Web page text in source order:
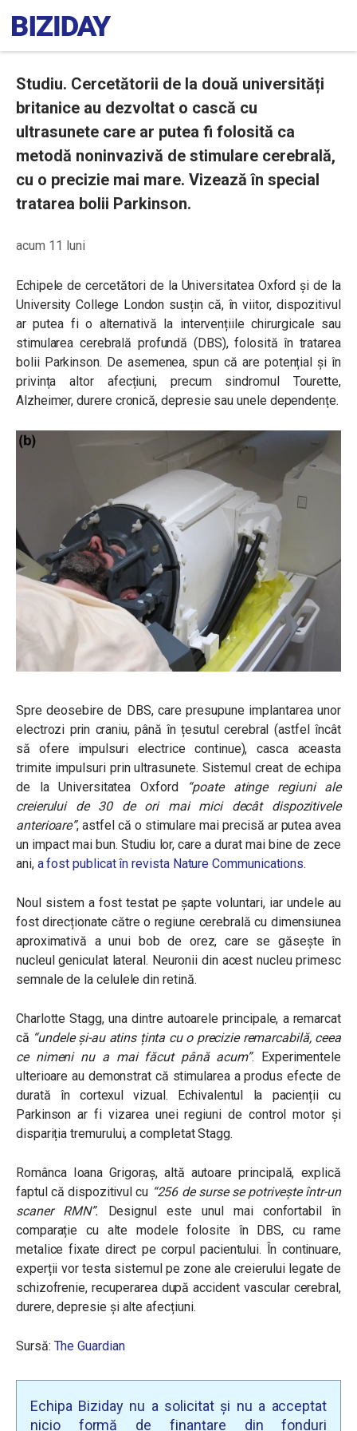
Studiu. Cercetătorii de la două universități
britanice au dezvoltat o cască cu
ultrasunete care ar putea fi folosită ca
metodă noninvazivă de stimulare cerebrală,
cu o precizie mai mare. Vizează în special
tratarea bolii Parkinson.
acum 11 luni
Echipele de cercetători de la Universitatea Oxford și de la
University College London susțin că, în viitor, dispozitivul
ar putea fi o alternativă la intervențiile chirurgicale sau
stimularea cerebrală profundă (DBS), folosită în tratarea
bolii Parkinson. De asemenea, spun că are potențial și în
privința altor afecțiuni, precum sindromul Tourette,
Alzheimer, durere cronică, depresie sau unele dependențe.
Spre deosebire de DBS, care presupune implantarea unor
electrozi prin craniu, până în țesutul cerebral (astfel încât
să ofere impulsuri electrice continue), casca aceasta
trimite impulsuri prin ultrasunete. Sistemul creat de echipa
de la Universitatea Oxford“poate atinge regiuni ale
creierului de 30 de ori mai mici decât dispozitivele
anterioare”, astfel că o stimulare mai precisă ar putea avea
un impact mai bun. Studiu lor, care a durat mai bine de zece
ani, a fost publicat în revista Nature Communications.
Noul sistem a fost testat pe șapte voluntari, iar undele au
fost direcționate către o regiune cerebrală cu dimensiunea
aproximativă a unui bob de orez, care se găsește în
nucleul geniculat lateral. Neuronii din acest nucleu primesc
semnale de la celulele din retină.
Charlotte Stagg, una dintre autoarele principale, a remarcat
că “undele și-au atins ținta cu o precizie remarcabilă, ceea
ce nimeni nu a mai făcut până acum”. Experimentele
ulterioare au demonstrat că stimularea a produs efecte de
durată în cortexul vizual. Echivalentul la pacienții cu
Parkinson ar fi vizarea unei regiuni de control motor și
dispariția tremurului, a completat Stagg.
Românca Ioana Grigoraș, altă autoare principală, explică
faptul că dispozitivul cu “256 de surse se potrivește într-un
scaner RMN”. Designul este unul mai confortabil în
comparație cu alte modele folosite în DBS, cu rame
metalice fixate direct pe corpul pacientului. În continuare,
experții vor testa sistemul pe zone ale creierului legate de
schizofrenie, recuperarea după accident vascular cerebral,
durere, depresie și alte afecțiuni.
Sursă: The Guardian
Echipa Biziday nu a solicitat și nu a acceptat
nicio formă de finanțare din fonduri